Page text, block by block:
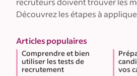
Découvrez les étapes à
Articles populaires
Comprendre et bien
utiliser les tests de
recrutement
vos